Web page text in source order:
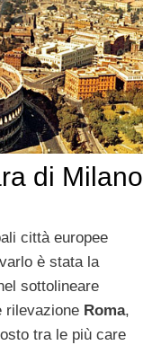
di Milano
città europee
è stata la
sottolineare
rilevazione Roma,
tra le più care